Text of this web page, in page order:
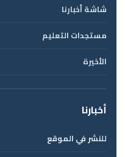
شاشة أخبارنا
مستجدات التعليم
الأخيرة
أخبارنا
للنشر في الموقع